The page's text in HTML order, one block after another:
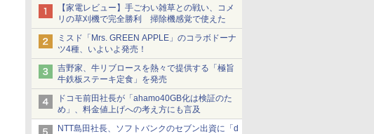
【家電レビュー】手ごわい雑草との戦い、コメ
リの草刈機で完全勝利 掃除機感覚で使えた
ミスド「Mrs. GREEN APPLE」のコラボドーナ
ツ4種、いよいよ発売！
吉野家、牛リブロースを熱々で提供する「極旨
牛鉄板ステーキ定食」を発売
ドコモ前田社長が「ahamo40GB化は検証のた
め」、料金値上げへの考え方にも言及
NTT島田社長、ソフトバンクのセブン出資に「d